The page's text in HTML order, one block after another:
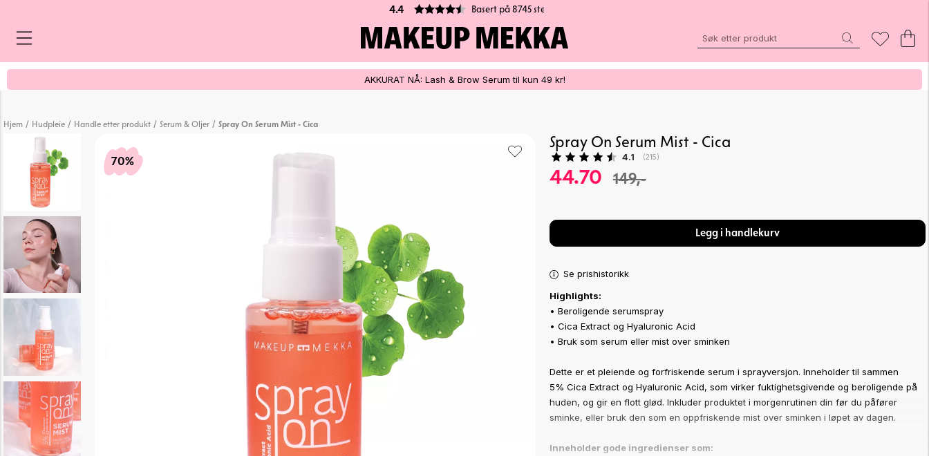
4.4 Basert på 8745 stemmer
AKKURAT NÅ: Lash & Brow Serum til kun 49 kr!
Hjem / Hudpleie / Handle etter produkt / Serum & Oljer / Spray On Serum Mist - Cica
70%
Spray On Serum Mist - Cica
Gjennomsnittskarakter:
4.1 (stemmer:
215)
44.70 149,-
Legg i handlekurv
Se prishistorikk
Highlights:
• Beroligende serumspray
• Cica Extract og Hyaluronic Acid
• Bruk som serum eller mist over sminken
Dette er et pleiende og forfriskende serum i sprayversjon. Inneholder til sammen
5% Cica Extract og Hyaluronic Acid, som virker fuktighetsgivende og beroligende på
huden, og gir en flott glød. Inkluder produktet i morgenrutinen din før du påfører
sminke, eller bruk den som en oppfriskende mist over sminken i løpet av dagen.
Inneholder gode ingredienser som: